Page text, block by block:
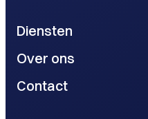
Diensten
Over ons
Contact